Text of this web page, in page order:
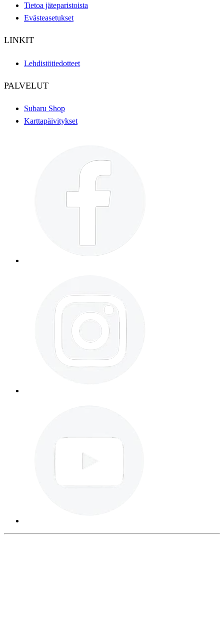
Tietoa jäteparistoista
Evästeasetukset
LINKIT
Lehdistötiedotteet
PALVELUT
Subaru Shop
Karttapäivitykset